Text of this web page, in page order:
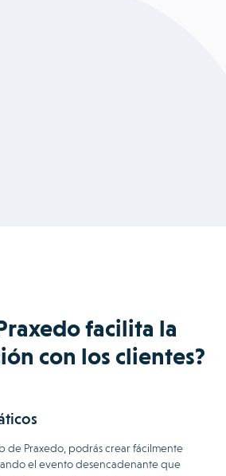
facilita la
con los clientes?
de Praxedo, podrás crear fácilmente
el evento desencadenante que